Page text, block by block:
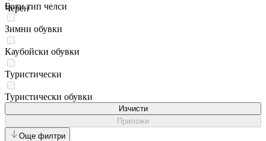
Черен
Боти тип челси
Зимни обувки
Каубойски обувки
Туристически
Туристически oбувки
Изчисти
Приложи
Още филтри